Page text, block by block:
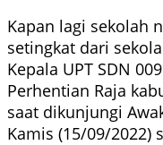
Kapan lagi sekolah
setingkat dari
Kepala UPT SDN
Perhentian Raja
saat dikunjungi
Kamis (15/09/2022)